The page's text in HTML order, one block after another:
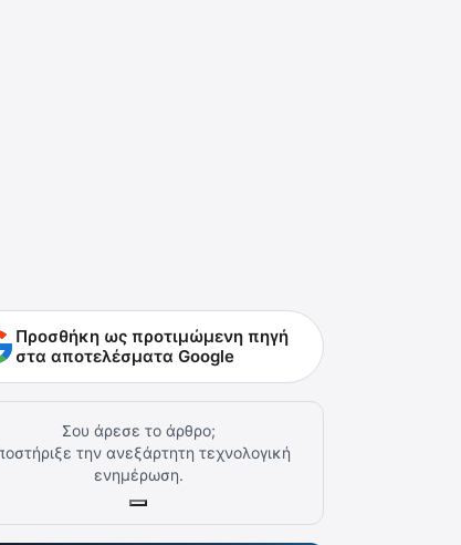
Προσθήκη ως προτιμώμενη πηγή
στα αποτελέσματα Google
Σου άρεσε το άρθρο;
την ανεξάρτητη τεχνολογική
ενημέρωση.